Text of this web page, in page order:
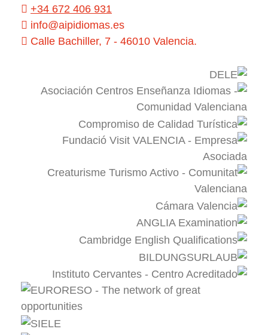
+34 672 406 931
info@aipidiomas.es
Calle Bachiller, 7 - 46010 Valencia.